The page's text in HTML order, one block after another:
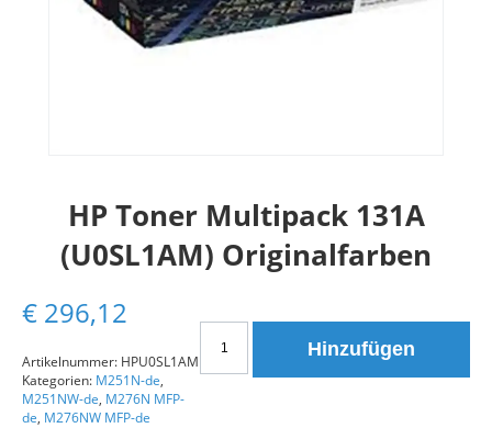
HP Toner Multipack 131A
(U0SL1AM) Originalfarben
€ 296,12
Toner
Multipack
Hinzufügen
Artikelnummer: HPU0SL1AM
Kategorien: M251N-de,
M251NW-de, M276N MFP-
de, M276NW MFP-de